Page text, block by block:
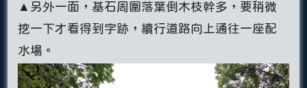
▲另外一面，基石周圍落葉倒木枝幹多，要稍微
挖一下才看得到字跡，續行道路向上通往一座配
水場。